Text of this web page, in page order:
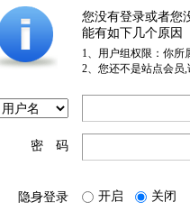
您没有登录或者您
能有如下几个原因
1、用户组权限：你所
2、您还不是站点会员
密 码
隐身登录 开启 关闭